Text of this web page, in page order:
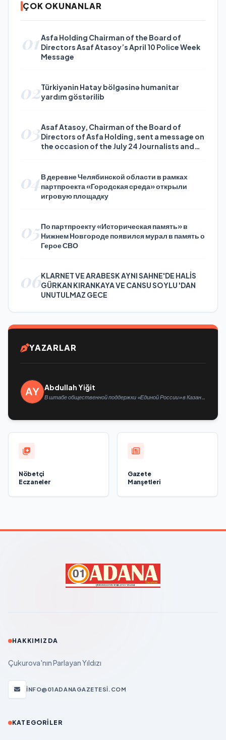
ÇOK OKUNANLAR
01Asfa Holding Chairman of the Board of
Directors Asaf Atasoy’s April 10 Police Week
Message
02Türkiyənin Hatay bölgəsinə humanitar
yardım göstərilib
03Asaf Atasoy, Chairman of the Board of
Directors of Asfa Holding, sent a message on
the occasion of the July 24 Journalists and
04В деревне Челябинской области в рамках
партпроекта «Городская среда» открыли
игровую площадку
05По партпроекту «Историческая память» в
Нижнем Новгороде появился мурал в память о
Герое СВО
06KLARNET VE ARABESK AYNI SAHNE'DE HALİS
GÜRKAN KIRANKAYA VE CANSU SOYLU 'DAN
UNUTULMAZ GECE
YAZARLAR
Abdullah Yiğit
В штабе общественной поддержки «Единой России» в Казани
Nöbetçi
Eczaneler
Gazete
Manşetleri
HAKKIMIZDA
Çukurova'nın Parlayan Yıldızı
INFO@01ADANAGAZETESI.COM
KATEGORILER